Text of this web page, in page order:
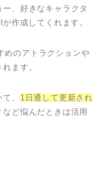
、好きなキャラクタ
作成してくれます。
めのアトラクションや
ます。
、 1日通して更新され
ど悩んだときは活用